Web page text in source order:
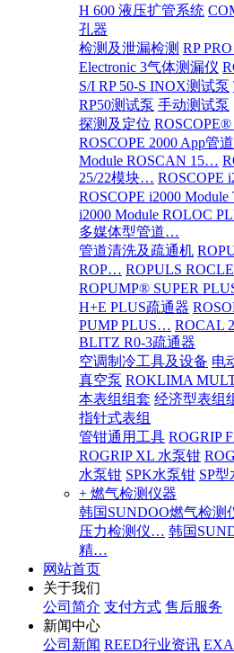
H 600 液压扩管系统
孔器
检测及泄漏检测 RP
Electronic 3气体测漏仪
S/I RP 50-S INOX测试泵
RP50测试泵 手动测试泵
探测及定位
ROSCOPE 2000 App管
Module ROSCAN 15…
25/22模块… ROSCOPE
ROSCOPE i2000
i2000 Module ROLOC
多媒体型管道…
管道清洗及疏通机
ROP… ROPULS
ROPUMP® SUPER
H+E PLUS疏通器
PUMP PLUS… ROCAL
BLITZ R0-3疏通器
空调制冷工具及设备 电
真空泵 ROKLIMA
本表组组套 经济型表组
指针式表组
管钳通用工具 ROGRIP
ROGRIP XL 水泵钳
水泵钳 SPK水泵钳 SP
+ 燃气检测仪器
韩国SUNDOO燃气检测
压力检测仪… 韩国
精…
网站首页
关于我们
公司简介 支付方式 售后服务
新闻中心
公司新闻 REED行业资讯